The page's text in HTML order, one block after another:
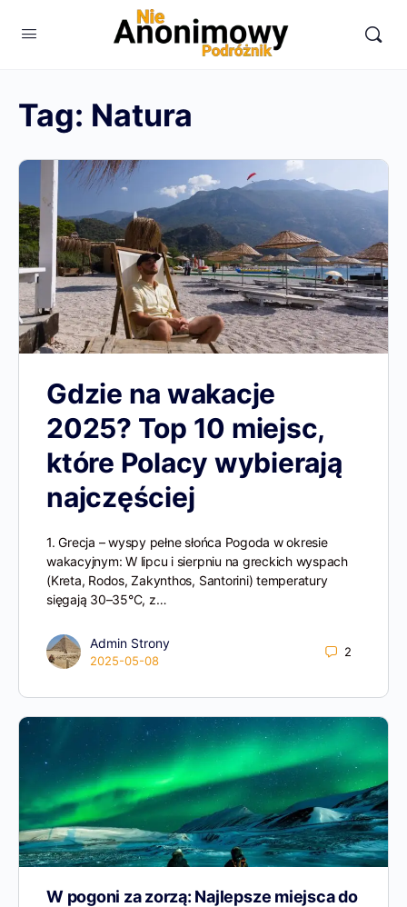
Tag: Natura
Gdzie na wakacje
2025? Top 10 miejsc,
które Polacy wybierają
najczęściej
1. Grecja – wyspy pełne słońca Pogoda w okresie
wakacyjnym: W lipcu i sierpniu na greckich wyspach
(Kreta, Rodos, Zakynthos, Santorini) temperatury
sięgają 30–35°C, z…
Admin Strony
2025-05-08
2
W pogoni za zorzą: Najlepsze miejsca do